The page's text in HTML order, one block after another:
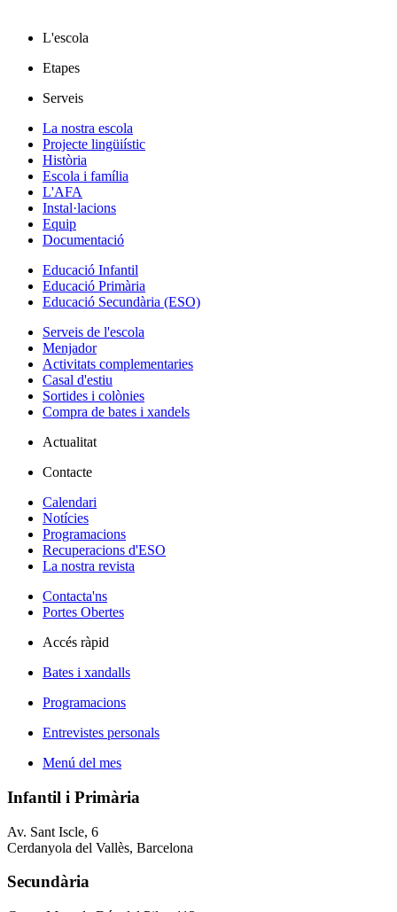
L'escola
Etapes
Serveis
La nostra escola
Projecte lingüiístic
Història
Escola i família
L'AFA
Instal·lacions
Equip
Documentació
Educació Infantil
Educació Primària
Educació Secundària (ESO)
Serveis de l'escola
Menjador
Activitats complementaries
Casal d'estiu
Sortides i colònies
Compra de bates i xandels
Actualitat
Contacte
Calendari
Notícies
Programacions
Recuperacions d'ESO
La nostra revista
Contacta'ns
Portes Obertes
Accés ràpid
Bates i xandalls
Programacions
Entrevistes personals
Menú del mes
Infantil i Primària
Av. Sant Iscle, 6
Cerdanyola del Vallès, Barcelona
Secundària